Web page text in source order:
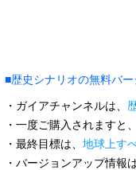
■歴史シナリオの無料バ
・ガイアチャンネルは、
・一度ご購入されますと
・最終目標は、 地球上す
・バージョンアップ情報